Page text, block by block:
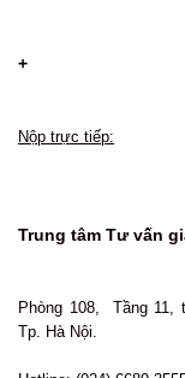
+
Nộp trực tiếp:
Trung tâm Tư vấn
Phòng 108, Tầng 11,
Tp. Hà Nội.